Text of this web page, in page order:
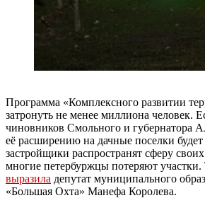
Программа «Комплексного развитии
затронуть не менее миллиона человек.
чиновников Смольного и губернатора
её расширению на дачные поселки будет
застройщики распространят сферу
многие петербуржцы потеряют
выразила депутат муниципального
«Большая Охта» Манефа Королева.